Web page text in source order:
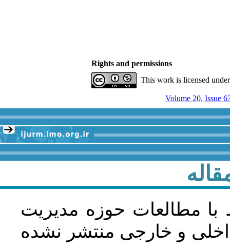
Rights and permissions
This work is licensed
Volume 20, Issue
با مطالعات حوزه مديريت
و خارجی منتشر نشده